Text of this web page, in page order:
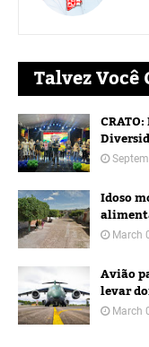
Talvez Você
Idoso
March
Avião
levar
March